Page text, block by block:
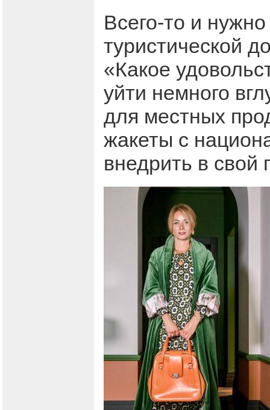
Всего-то и
туристической
«Какое
уйти немного
для местных
жакеты с
внедрить в свой